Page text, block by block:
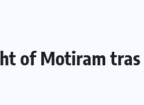
of Motiram tras